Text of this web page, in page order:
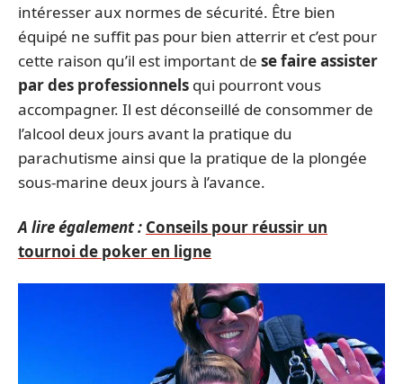
intéresser aux normes de sécurité. Être bien
équipé ne suffit pas pour bien atterrir et c’est pour
cette raison qu’il est important de se faire assister
par des professionnels qui pourront vous
accompagner. Il est déconseillé de consommer de
l’alcool deux jours avant la pratique du
parachutisme ainsi que la pratique de la plongée
sous-marine deux jours à l’avance.
A lire également : Conseils pour réussir un
tournoi de poker en ligne